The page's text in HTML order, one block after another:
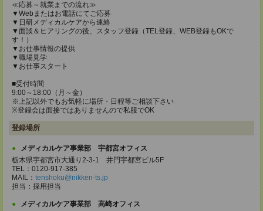
≪応募～就業までの流れ≫
▼Webまたはお電話にてご応募
▼日研メディカルケアから連絡
▼面談＆ヒアリングの後、スタッフ登録（TEL登録、WEB登録もOKで
す！）
▼お仕事情報の提供
▼職場見学
▼お仕事スタート
■受付時間
9:00～18:00（月～金）
※上記以外でもお気軽に場所・日程等ご相談下さい
※登録会は面接ではありませんので私服でOK
登録場所
メディカルケア事業部 宇都宮オフィス
栃木県宇都宮市大通り2-3-1 井門宇都宮ビル5F
TEL：0120-917-385
MAIL： tenshoku@nikken-ts.jp
担当：採用担当
メディカルケア事業部 高崎オフィス